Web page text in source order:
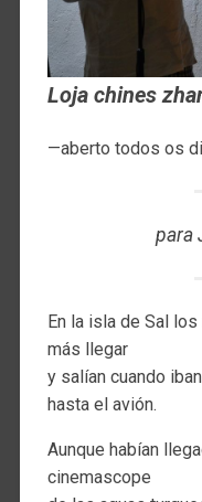
Loja chines
—aberto todos os
para
En la isla de Sal
más llegar
y salían cuando
hasta el avión.
Aunque habían
cinemascope